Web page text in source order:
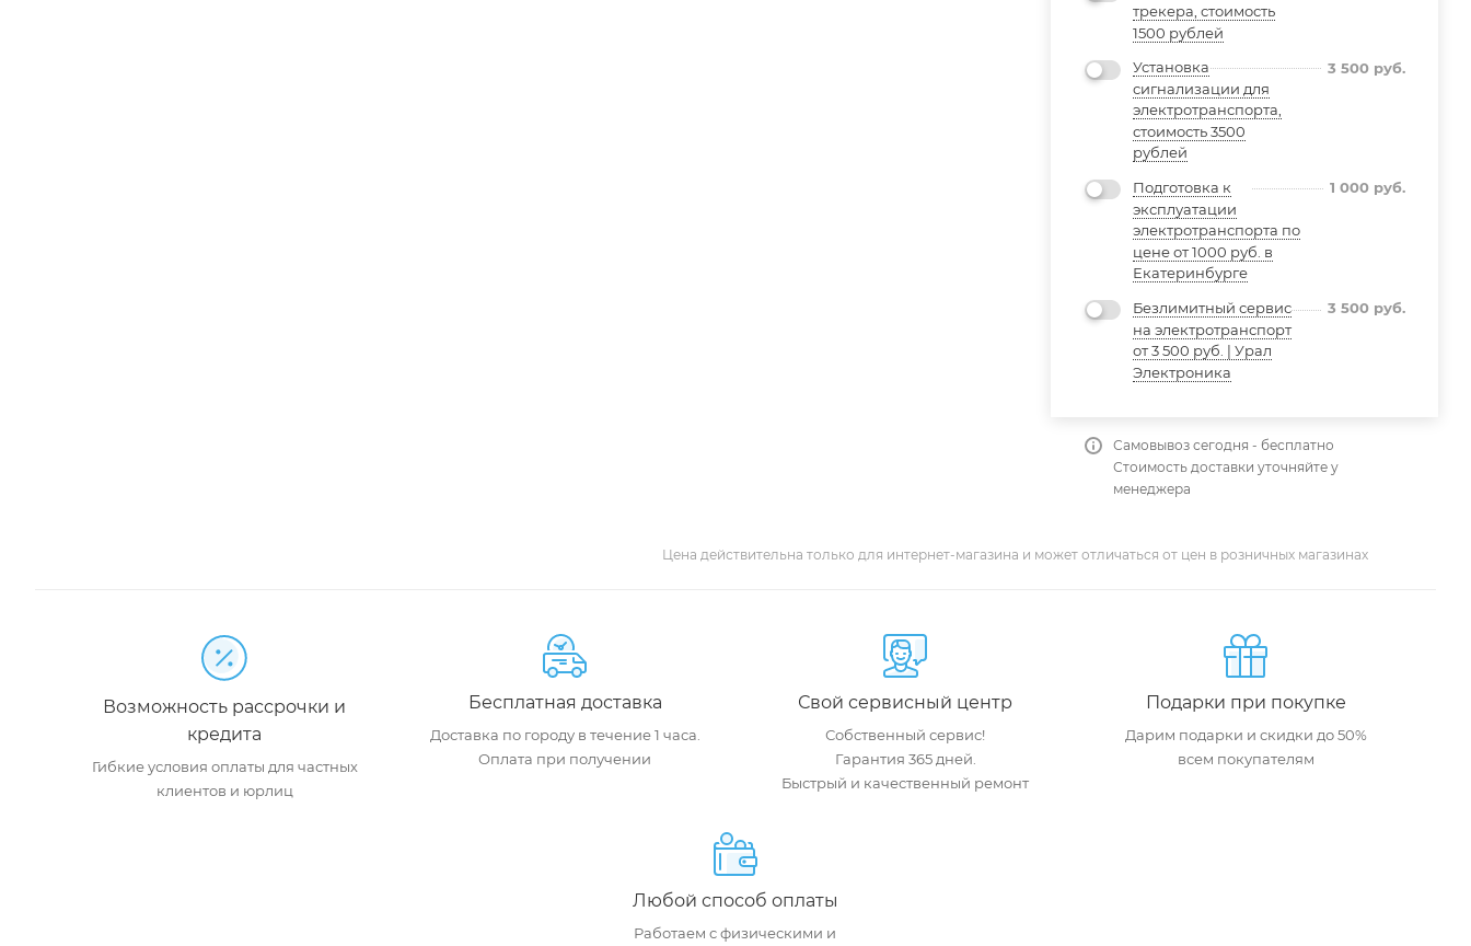
трекера, стоимость
1500 рублей
Установка
сигнализации для
электротранспорта,
стоимость 3500
рублей
3 500руб.
Подготовка к
эксплуатации
электротранспорта по
цене от 1000 руб. в
Екатеринбурге
1 000руб.
Безлимитный сервис
на электротранспорт
от 3 500 руб. | Урал
Электроника
3 500руб.
Самовывоз сегодня - бесплатно
Стоимость доставки уточняйте у
менеджера
Цена действительна только для интернет-магазина и может отличаться от цен в розничных магазинах
Возможность рассрочки и
кредита
Гибкие условия оплаты для частных
клиентов и юрлиц
Бесплатная доставка
Доставка по городу в течение 1 часа.
Оплата при получении
Свой сервисный центр
Собственный сервис!
Гарантия 365 дней.
Быстрый и качественный ремонт
Подарки при покупке
Дарим подарки и скидки до 50%
всем покупателям
Любой способ оплаты
Работаем с физическими и